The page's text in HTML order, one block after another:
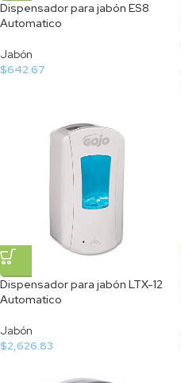
Dispensador para jabón ES8
Automatico
Jabón
$642.67
Dispensador para jabón LTX-12
Automatico
Jabón
$2,626.83